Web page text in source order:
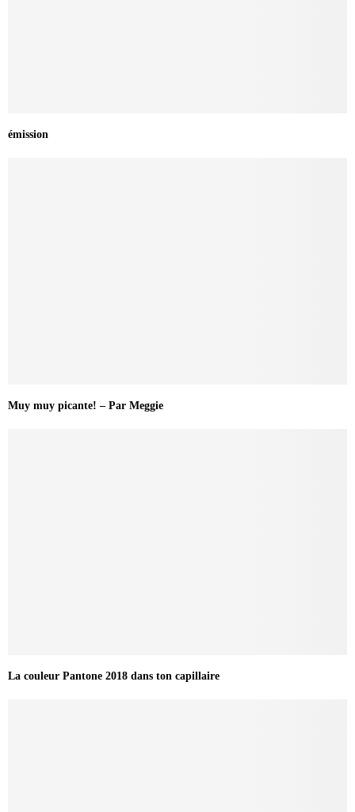
émission
Muy muy picante! – Par Meggie
La couleur Pantone 2018 dans ton capillaire